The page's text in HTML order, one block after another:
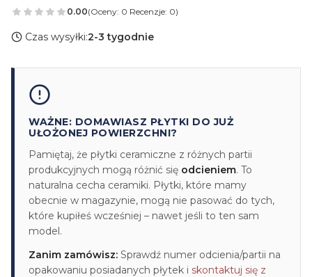
0.00(Oceny: 0 Recenzje: 0)
Czas wysyłki:2-3 tygodnie
WAŻNE: DOMAWIASZ PŁYTKI DO JUŻ
UŁOŻONEJ POWIERZCHNI?
Pamiętaj, że płytki ceramiczne z różnych partii
produkcyjnych mogą różnić się odcieniem. To
naturalna cecha ceramiki. Płytki, które mamy
obecnie w magazynie, mogą nie pasować do tych,
które kupiłeś wcześniej – nawet jeśli to ten sam
model.
Zanim zamówisz: Sprawdź numer odcienia/partii na
opakowaniu posiadanych płytek i skontaktuj się z